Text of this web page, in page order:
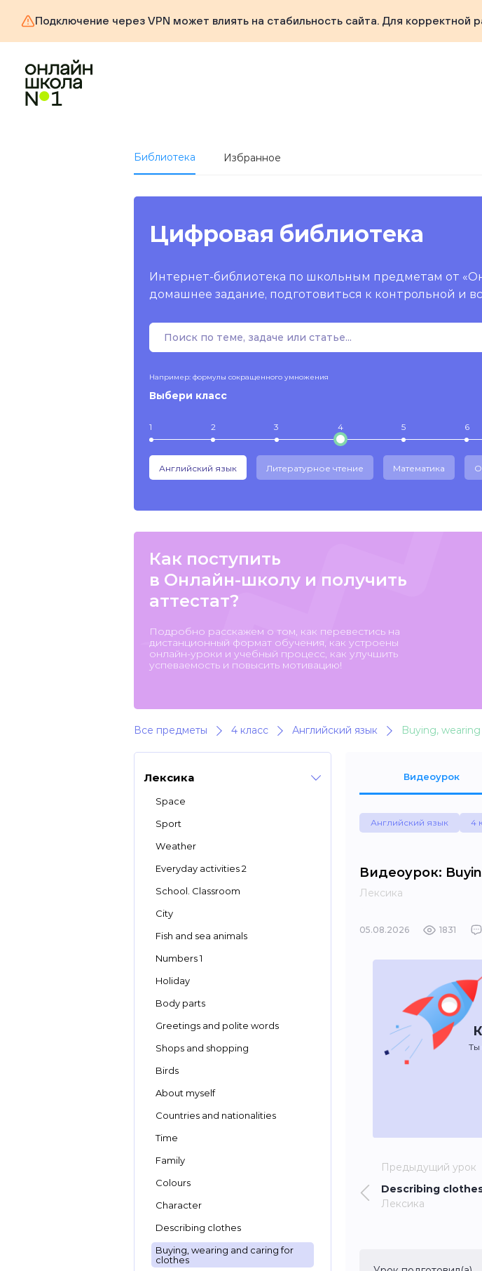
Подключение через VPN может влиять на стабильность сайта. Для корректной
Библиотека Избранное
Цифровая библиотека
Интернет-библиотека по школьным предметам от
домашнее задание, подготовиться к контрольной и
Например: формулы сокращенного умножения
Выбери класс
1 2 3 4 5 6
Английский язык Литературное чтение Математика
Как поступить
в Онлайн-школу и получить
аттестат?
Подробно расскажем о том, как перевестись на
дистанционный формат обучения, как устроены
онлайн-уроки и учебный процесс, как улучшить
успеваемость и повысить мотивацию!
Все предметы 4 класс Английский язык Buying,
Лексика
Space
Sport
Weather
Everyday activities 2
School. Classroom
City
Fish and sea animals
Numbers 1
Holiday
Body parts
Greetings and polite words
Shops and shopping
Birds
About myself
Countries and nationalities
Time
Family
Colours
Character
Describing clothes
Buying, wearing and caring for
clothes
Видеоурок
Английский язык 4
Видеоурок:
Лексика
05.08.2026 1831
Ты
Предыдущий урок
Describing
Лексика